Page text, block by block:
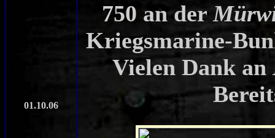
01.10.06
750 an der
Kriegsmarine-
Vielen Dank an